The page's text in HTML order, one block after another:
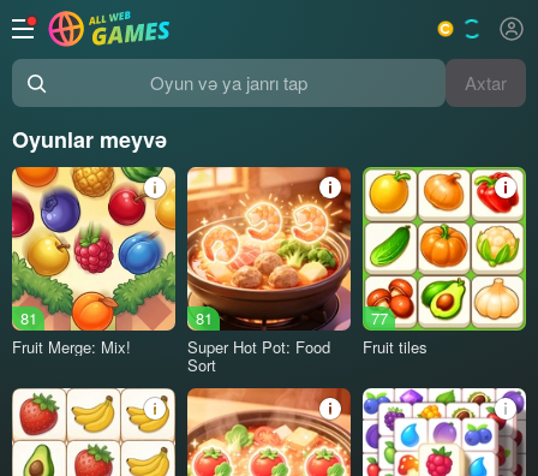
Oyun və ya janrı tap Axtar
Oyunlar meyvə
81
Fruit Merge: Mix!
81
Super Hot Pot: Food
Sort
77
Fruit tiles